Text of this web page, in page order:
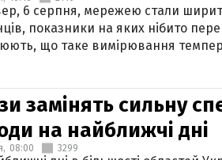
6 серпня, мережею стали
показники на яких нібито
що таке вимірювання
замінять сильну
на найближчі дні
08:00 3299